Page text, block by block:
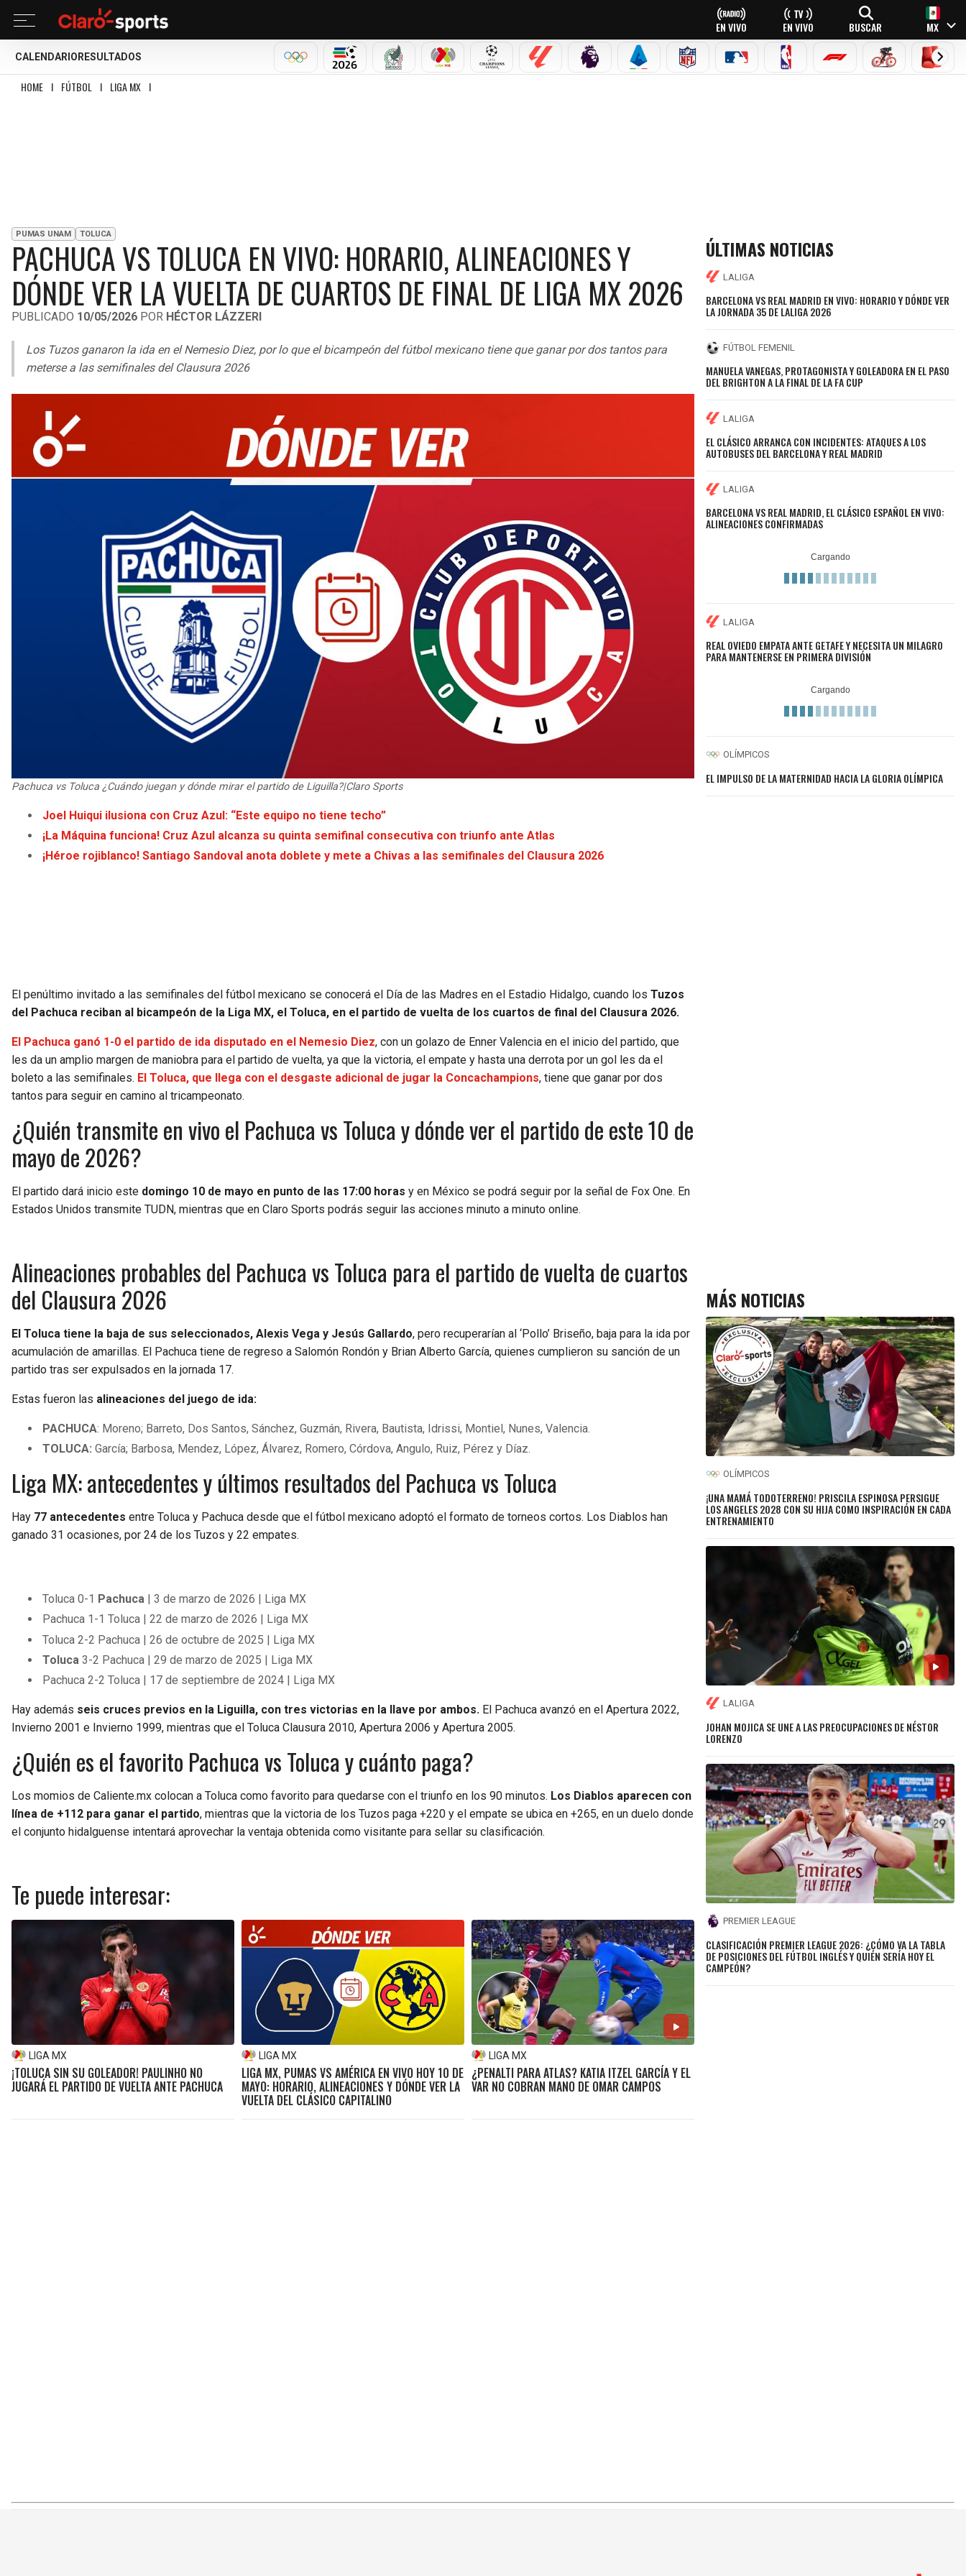
EN VIVO EN VIVO BUSCAR MX
CALENDARIO RESULTADOS
OLÍMPICOSMUNDIAL 2026SELECCIÓN MEXICANA
LIGA MX CHAMPIONS LEAGUE
LALIGA PREMIER LEAGUE
SERIE A NFL MLB NBA FÓRMULA 1CICLISMOBOXEO
HOME I FÚTBOL I LIGA MX I
PUMAS UNAM TOLUCA
PACHUCA VS TOLUCA EN VIVO: HORARIO, ALINEACIONES Y
DÓNDE VER LA VUELTA DE CUARTOS DE FINAL DE LIGA MX 2026
PUBLICADO 10/05/2026 POR HÉCTOR LÁZZERI
Los Tuzos ganaron la ida en el Nemesio Diez, por lo que el bicampeón del fútbol mexicano tiene que ganar por dos tantos para
meterse a las semifinales del Clausura 2026
Pachuca vs Toluca ¿Cuándo juegan y dónde mirar el partido de Liguilla?|Claro Sports
Joel Huiqui ilusiona con Cruz Azul: “Este equipo no tiene techo”
¡La Máquina funciona! Cruz Azul alcanza su quinta semifinal consecutiva con triunfo ante Atlas
¡Héroe rojiblanco! Santiago Sandoval anota doblete y mete a Chivas a las semifinales del Clausura 2026
El penúltimo invitado a las semifinales del fútbol mexicano se conocerá el Día de las Madres en el Estadio Hidalgo, cuando los Tuzos
del Pachuca reciban al bicampeón de la Liga MX, el Toluca, en el partido de vuelta de los cuartos de final del Clausura 2026.
El Pachuca ganó 1-0 el partido de ida disputado en el Nemesio Diez, con un golazo de Enner Valencia en el inicio del partido, que
les da un amplio margen de maniobra para el partido de vuelta, ya que la victoria, el empate y hasta una derrota por un gol les da el
boleto a las semifinales. El Toluca, que llega con el desgaste adicional de jugar la Concachampions, tiene que ganar por dos
tantos para seguir en camino al tricampeonato.
¿Quién transmite en vivo el Pachuca vs Toluca y dónde ver el partido de este 10 de
mayo de 2026?
El partido dará inicio este domingo 10 de mayo en punto de las 17:00 horas y en México se podrá seguir por la señal de Fox One. En
Estados Unidos transmite TUDN, mientras que en Claro Sports podrás seguir las acciones minuto a minuto online.
Alineaciones probables del Pachuca vs Toluca para el partido de vuelta de cuartos
del Clausura 2026
El Toluca tiene la baja de sus seleccionados, Alexis Vega y Jesús Gallardo, pero recuperarían al ‘Pollo’ Briseño, baja para la ida por
acumulación de amarillas. El Pachuca tiene de regreso a Salomón Rondón y Brian Alberto García, quienes cumplieron su sanción de un
partido tras ser expulsados en la jornada 17.
Estas fueron las alineaciones del juego de ida:
PACHUCA: Moreno; Barreto, Dos Santos, Sánchez, Guzmán, Rivera, Bautista, Idrissi, Montiel, Nunes, Valencia.
TOLUCA:García; Barbosa, Mendez, López, Álvarez, Romero, Córdova, Angulo, Ruiz, Pérez y Díaz.
Liga MX: antecedentes y últimos resultados del Pachuca vs Toluca
Hay 77 antecedentes entre Toluca y Pachuca desde que el fútbol mexicano adoptó el formato de torneos cortos. Los Diablos han
ganado 31 ocasiones, por 24 de los Tuzos y 22 empates.
Toluca 0-1 Pachuca | 3 de marzo de 2026 | Liga MX
Pachuca 1-1 Toluca | 22 de marzo de 2026 | Liga MX
Toluca 2-2 Pachuca | 26 de octubre de 2025 | Liga MX
Toluca3-2 Pachuca | 29 de marzo de 2025 | Liga MX
Pachuca 2-2 Toluca | 17 de septiembre de 2024 | Liga MX
Hay además seis cruces previos en la Liguilla, con tres victorias en la llave por ambos. El Pachuca avanzó en el Apertura 2022,
Invierno 2001 e Invierno 1999, mientras que el Toluca Clausura 2010, Apertura 2006 y Apertura 2005.
¿Quién es el favorito Pachuca vs Toluca y cuánto paga?
Los momios de Caliente.mx colocan a Toluca como favorito para quedarse con el triunfo en los 90 minutos. Los Diablos aparecen con
línea de +112 para ganar el partido, mientras que la victoria de los Tuzos paga +220 y el empate se ubica en +265, en un duelo donde
el conjunto hidalguense intentará aprovechar la ventaja obtenida como visitante para sellar su clasificación.
Te puede interesar:
LIGA MX
¡TOLUCA SIN SU GOLEADOR! PAULINHO NO
JUGARÁ EL PARTIDO DE VUELTA ANTE PACHUCA
LIGA MX
LIGA MX, PUMAS VS AMÉRICA EN VIVO HOY 10 DE
MAYO: HORARIO, ALINEACIONES Y DÓNDE VER LA
VUELTA DEL CLÁSICO CAPITALINO
LIGA MX
¿PENALTI PARA ATLAS? KATIA ITZEL GARCÍA Y EL
VAR NO COBRAN MANO DE OMAR CAMPOS
ÚLTIMAS NOTICIAS
LALIGA
BARCELONA VS REAL MADRID EN VIVO: HORARIO Y DÓNDE VER
LA JORNADA 35 DE LALIGA 2026
FÚTBOL FEMENIL
MANUELA VANEGAS, PROTAGONISTA Y GOLEADORA EN EL PASO
DEL BRIGHTON A LA FINAL DE LA FA CUP
LALIGA
EL CLÁSICO ARRANCA CON INCIDENTES: ATAQUES A LOS
AUTOBUSES DEL BARCELONA Y REAL MADRID
LALIGA
BARCELONA VS REAL MADRID, EL CLÁSICO ESPAÑOL EN VIVO:
ALINEACIONES CONFIRMADAS
LALIGA
REAL OVIEDO EMPATA ANTE GETAFE Y NECESITA UN MILAGRO
PARA MANTENERSE EN PRIMERA DIVISIÓN
OLÍMPICOS
EL IMPULSO DE LA MATERNIDAD HACIA LA GLORIA OLÍMPICA
MÁS NOTICIAS
OLÍMPICOS
¡UNA MAMÁ TODOTERRENO! PRISCILA ESPINOSA PERSIGUE
LOS ANGELES 2028 CON SU HIJA COMO INSPIRACIÓN EN CADA
ENTRENAMIENTO
LALIGA
JOHAN MOJICA SE UNE A LAS PREOCUPACIONES DE NÉSTOR
LORENZO
PREMIER LEAGUE
CLASIFICACIÓN PREMIER LEAGUE 2026: ¿CÓMO VA LA TABLA
DE POSICIONES DEL FÚTBOL INGLÉS Y QUIÉN SERÍA HOY EL
CAMPEÓN?